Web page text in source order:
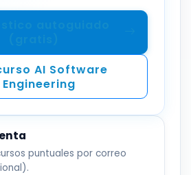
AI Software
Engineering
puntuales por correo